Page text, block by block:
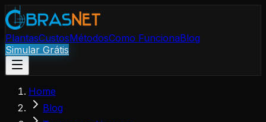
PlantasCustosMétodosComo FuncionaBlog
Simular Grátis
Home
Blog